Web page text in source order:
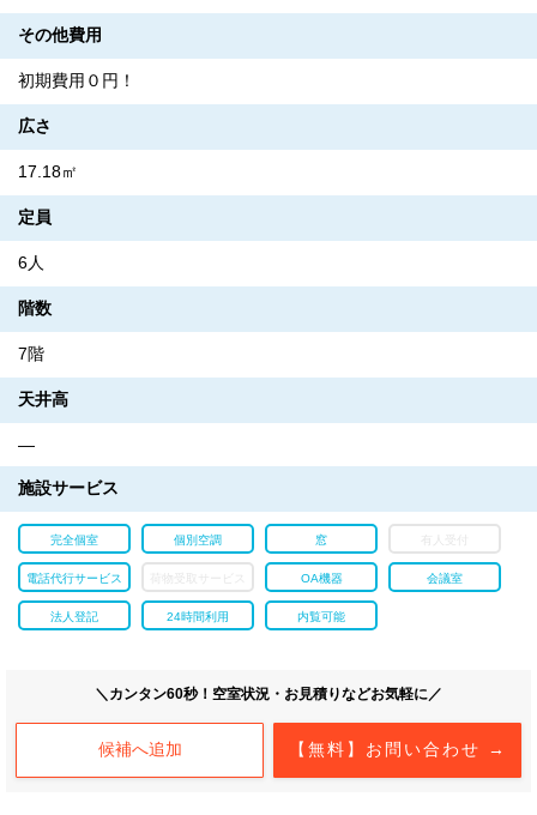
その他費用
初期費用０円！
広さ
17.18㎡
定員
6人
階数
7階
天井高
―
施設サービス
完全個室 個別空調 窓
電話代行サービス OA機器 会議室
法人登記 24時間利用 内覧可能
＼カンタン60秒！空室状況・お見積りなどお気軽に／
【無料】お問い合わせ →
候補へ追加